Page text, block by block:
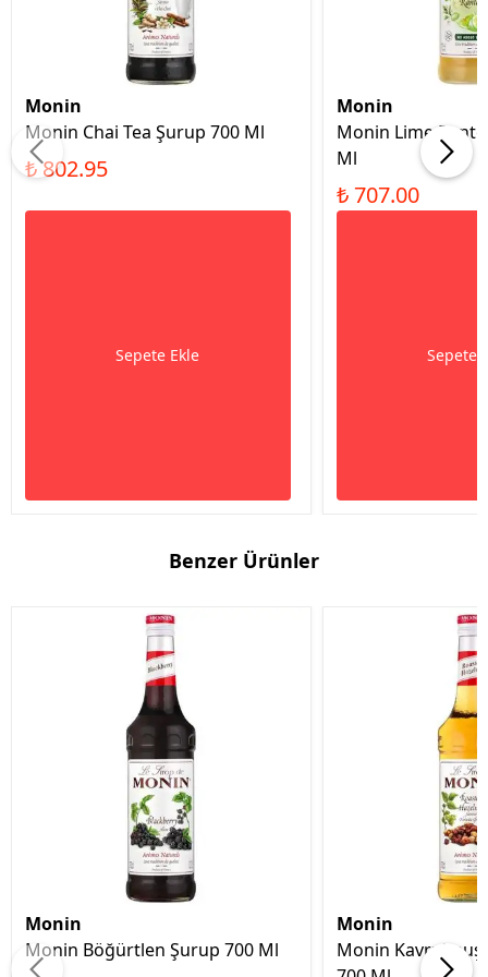
Monin
Monin Chai Tea Şurup 700 Ml
₺ 802.95
Sepete Ekle
Monin
Monin Lime
Ml
₺ 707.00
Sepete
Benzer Ürünler
Monin
Monin Böğürtlen Şurup 700 Ml
Monin
Monin Kavrulmuş